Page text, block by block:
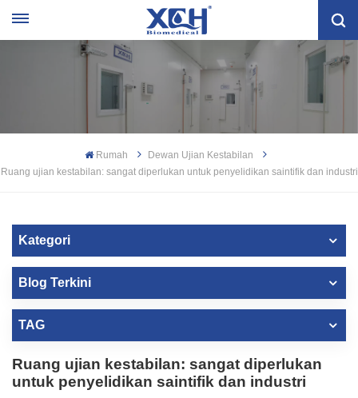
Rumah
Dewan Ujian Kestabilan
Ruang ujian kestabilan: sangat diperlukan untuk penyelidikan saintifik dan industri
Kategori
Blog Terkini
TAG
Ruang ujian kestabilan: sangat diperlukan
untuk penyelidikan saintifik dan industri